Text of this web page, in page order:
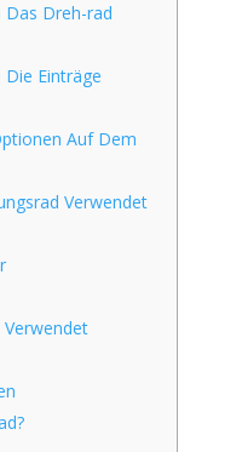
Das Dreh-rad
Einträge
Auf Dem
Verwendet